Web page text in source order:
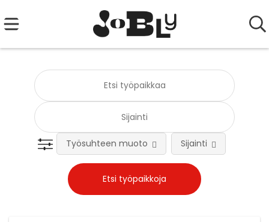
Työsuhteen muoto Sijainti